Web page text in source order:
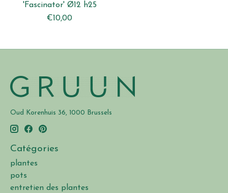
'Fascinator' Ø12 h25
€10,00
Oud Korenhuis 36, 1000 Brussels
Catégories
plantes
pots
entretien des plantes